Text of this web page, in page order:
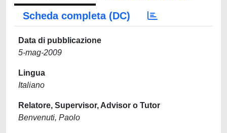
Scheda completa (DC)
Data di pubblicazione
5-mag-2009
Lingua
Italiano
Relatore, Supervisor, Advisor o Tutor
Benvenuti, Paolo